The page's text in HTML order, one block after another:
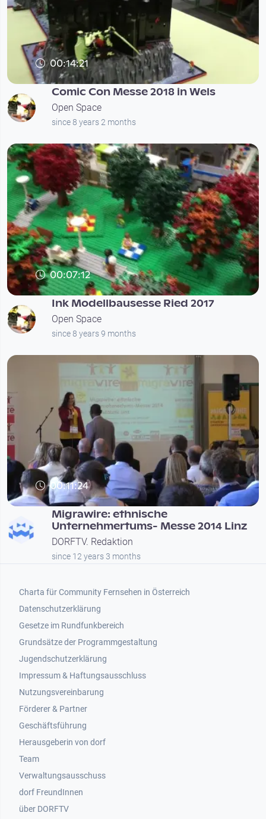
00:14:21
Comic Con Messe 2018 in Wels
Open Space
since 8 years 2 months
00:07:12
Ink Modellbausesse Ried 2017
Open Space
since 8 years 9 months
00:11:24
Migrawire: ethnische
Unternehmertums- Messe 2014 Linz
DORFTV. Redaktion
since 12 years 3 months
Footer 1
Charta für Community Fernsehen in Österreich
Datenschutzerklärung
Gesetze im Rundfunkbereich
Grundsätze der Programmgestaltung
Jugendschutzerklärung
Impressum & Haftungsausschluss
Nutzungsvereinbarung
Footer 2
Förderer & Partner
Geschäftsführung
Herausgeberin von dorf
Team
Verwaltungsausschuss
dorf FreundInnen
Footer 3
über DORFTV